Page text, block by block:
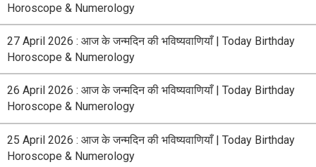
Horoscope & Numerology
27 April 2026 : आज के जन्मदिन की भविष्यवाणियाँ | Today Birthday
Horoscope & Numerology
26 April 2026 : आज के जन्मदिन की भविष्यवाणियाँ | Today Birthday
Horoscope & Numerology
25 April 2026 : आज के जन्मदिन की भविष्यवाणियाँ | Today Birthday
Horoscope & Numerology